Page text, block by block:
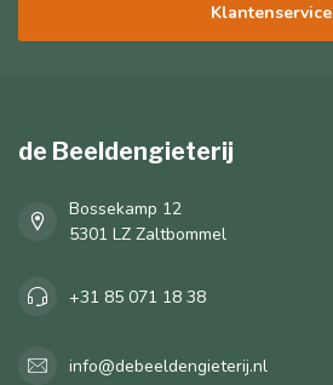
Klantenservice
de Beeldengieterij
Bossekamp 12
5301 LZ Zaltbommel
+31 85 071 18 38
info@debeeldengieterij.nl